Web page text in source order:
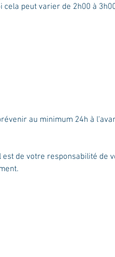
peut varier de 2h00 à
au minimum 24h à
de votre responsabilité de